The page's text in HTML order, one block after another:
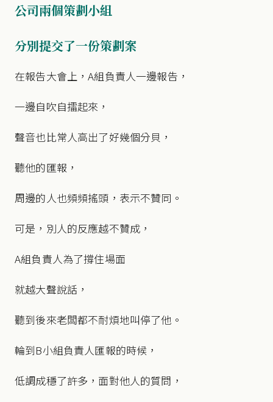
公司兩個策劃小組
分別提交了一份策劃案
在報告大會上，A組負責人一邊報告，
一邊自吹自擂起來，
聲音也比常人高出了好幾個分貝，
聽他的匯報，
周邊的人也頻頻搖頭，表示不贊同。
可是，別人的反應越不贊成，
A組負責人為了撐住場面
就越大聲說話，
聽到後來老闆都不耐煩地叫停了他。
輪到B小組負責人匯報的時候，
低調成穩了許多，面對他人的質問，